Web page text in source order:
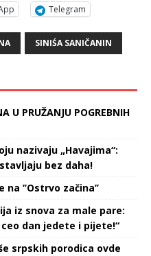
Telegram
SINIŚA SANIČANIN
U PRUŽANJU POGREBNIH
nazivaju „Havajima“:
bez daha!
’’Ostrvo začina’’
iz snova za male pare:
dan jedete i pijete!“
srpskih porodica ovde